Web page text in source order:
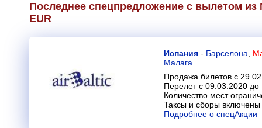
Последнее спецпредложение с вылетом
EUR
Испания - Барселона
Малага
Продажа билетов с
Перелет с 09.03.2020 до
Количество мест
Таксы и сборы включены
Подробнее о спецАкции